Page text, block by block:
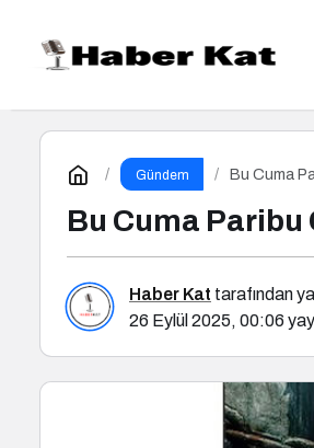
Gündem Bu Cuma
Bu Cuma Paribu
Haber Kat tarafından
26 Eylül 2025, 00:06